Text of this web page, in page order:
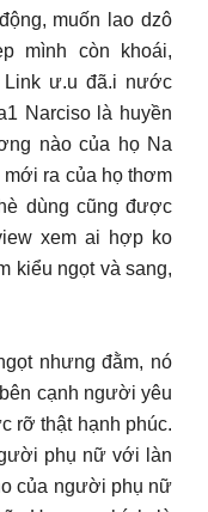
muốn lao dzô
mình còn khoái,
Link ư.u đã.i nước
Narciso là huyền
nào của họ Na
ra của họ thơm
dùng cũng được
xem ai hợp ko
kiểu ngọt và sang,
nhưng đằm, nó
cạnh người yêu
rỡ thật hạnh phúc.
phụ nữ với làn
của người phụ nữ